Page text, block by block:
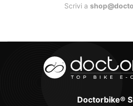
Scrivi a
Doctorbike®